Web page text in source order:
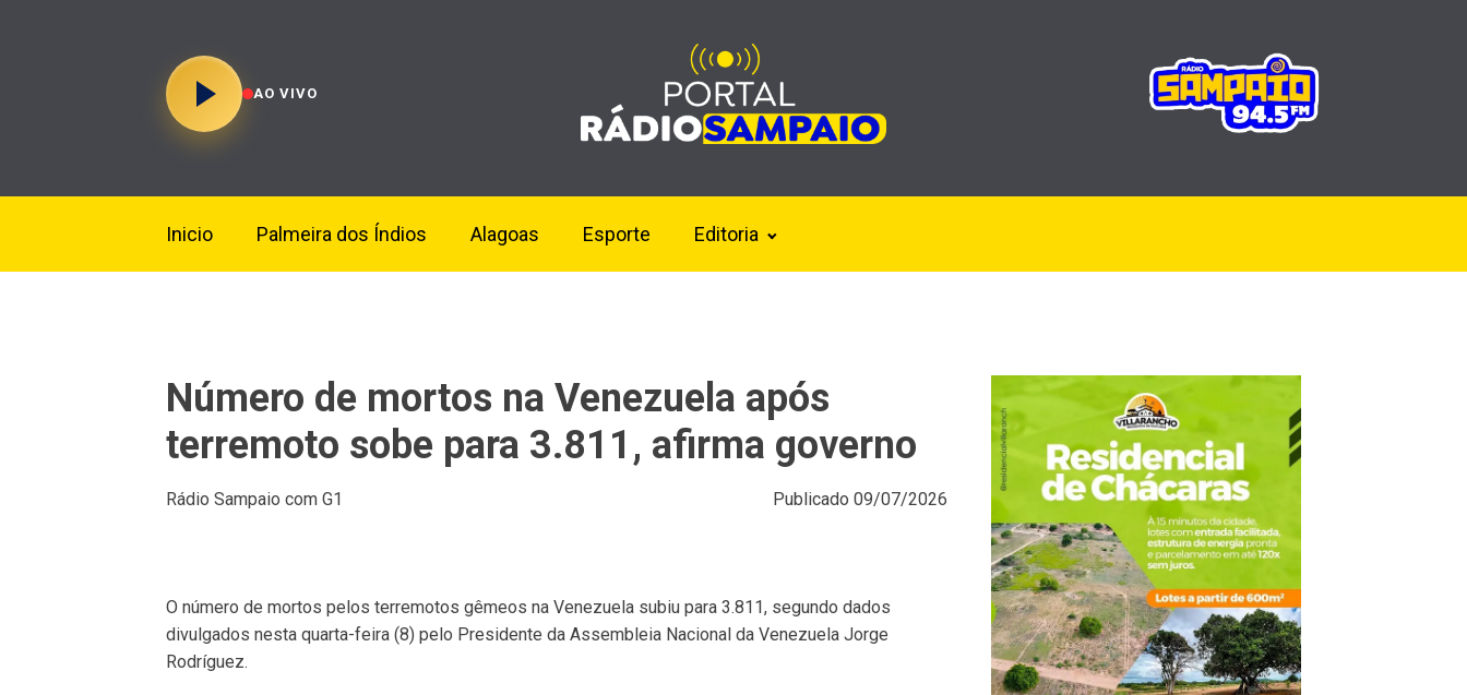
AO VIVO
Inicio Palmeira dos Índios Alagoas Esporte Editoria
Número de mortos na Venezuela após
terremoto sobe para 3.811, afirma governo
Rádio Sampaio com G1 Publicado 09/07/2026
O número de mortos pelos terremotos gêmeos na Venezuela subiu para 3.811, segundo dados
divulgados nesta quarta-feira (8) pelo Presidente da Assembleia Nacional da Venezuela Jorge
Rodríguez.